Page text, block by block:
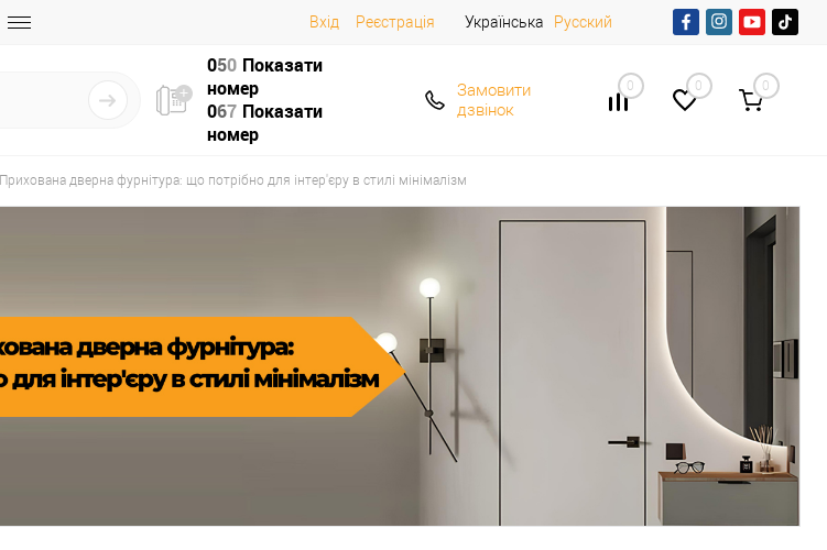
Вхід Реєстрація Українська Русский
050 Показати
номер
067 Показати
номер
Замовити
дзвінок
0 0 0
Прихована дверна фурнітура: що потрібно для інтер'єру в стилі мінімалізм